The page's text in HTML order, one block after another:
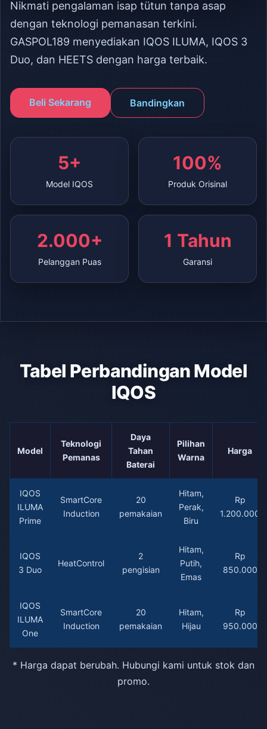
Nikmati pengalaman isap tütun tanpa asap
dengan teknologi pemanasan terkini.
GASPOL189 menyediakan IQOS ILUMA, IQOS 3
Duo, dan HEETS dengan harga terbaik.
Beli Sekarang Bandingkan
5+
Model IQOS
100%
Produk Orisinal
2.000+
Pelanggan Puas
1 Tahun
Garansi
Tabel Perbandingan Model
IQOS
Model
Teknologi
Pemanas
Daya
Tahan
Baterai
Pilihan
Warna
Harga
IQOS
ILUMA
Prime
SmartCore
Induction
20
pemakaian
Hitam,
Perak,
Biru
Rp
1.200.000
IQOS
3 Duo
HeatControl
2
pengisian
Hitam,
Putih,
Emas
Rp
850.000
IQOS
ILUMA
One
SmartCore
Induction
20
pemakaian
Hitam,
Hijau
Rp
950.000
* Harga dapat berubah. Hubungi kami untuk stok dan
promo.